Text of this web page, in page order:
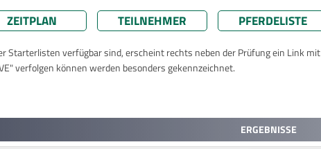
ZEITPLAN TEILNEHMER PFERDELISTE
Starterlisten verfügbar sind, erscheint rechts neben der Prüfung ein Link mit
verfolgen können werden besonders gekennzeichnet.
ERGEBNISSE